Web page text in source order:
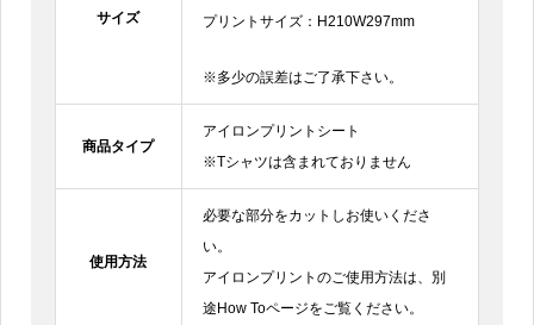
サイズ
プリントサイズ：H210W297mm
※多少の誤差はご了承下さい。
商品タイプ
アイロンプリントシート
※Tシャツは含まれておりません
使用方法
必要な部分をカットしお使いくださ
い。
アイロンプリントのご使用方法は、別
途How Toページをご覧ください。